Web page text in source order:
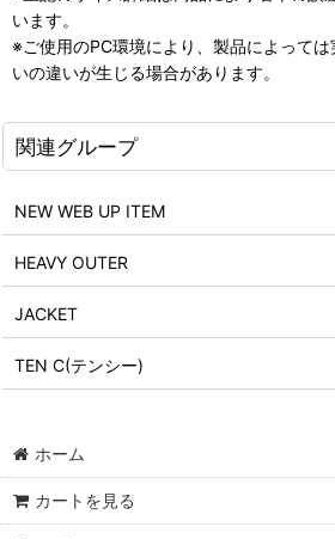
います。
※ご使用のPC環境により、製品によって
いの違いが生じる場合があります。
関連グループ
NEW WEB UP ITEM
HEAVY OUTER
JACKET
TEN C(テンシー)
ホーム
カートを見る